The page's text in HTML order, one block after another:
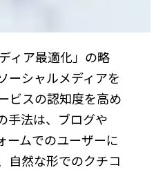
ィア最適化」の略
ーシャルメディアを
ビスの認知度を高め
手法は、ブログや
ームでのユーザーに
自然な形でのクチコ